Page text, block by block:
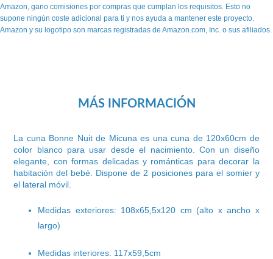
Amazon, gano comisiones por compras que cumplan los requisitos. Esto no
supone ningún coste adicional para ti y nos ayuda a mantener este proyecto.
Amazon y su logotipo son marcas registradas de Amazon.com, Inc. o sus afiliados.
MÁS INFORMACIÓN
La cuna Bonne Nuit de Micuna es una cuna de 120x60cm de
color blanco para usar desde el nacimiento. Con un diseño
elegante, con formas delicadas y románticas para decorar la
habitación del bebé. Dispone de 2 posiciones para el somier y
el lateral móvil.
Medidas exteriores: 108x65,5x120 cm (alto x ancho x
largo)
Medidas interiores: 117x59,5cm